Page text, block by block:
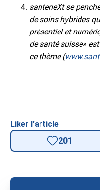
santeneXt se
de soins hybrides
présentiel et
de santé suisse»
ce thème (
Liker l’article
201